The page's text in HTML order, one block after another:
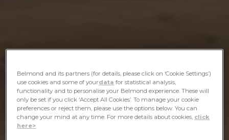
Belmond and its partners (for details, please click on ‘Cookie Settings’)
use cookies and some of yourdata for statistical analysis,
functionality and to personalise your Belmond experience. These will
only be set if you click ‘Accept All Cookies’. To manage your cookie
preferences or reject them, please use the options below. You can
change your mind at any time. For more details about cookies, click
here>